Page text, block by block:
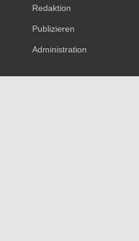
Redaktion
Publizieren
Administration